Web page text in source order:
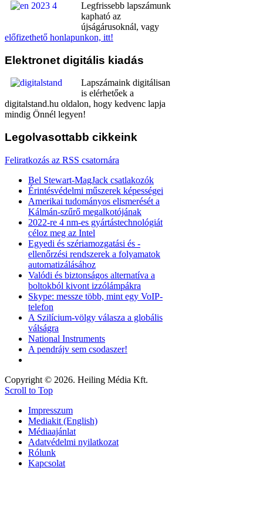
Legfrissebb lapszámunk
kapható az
újságárusoknál, vagy
előfizethető honlapunkon, itt!
Elektronet digitális kiadás
Lapszámaink digitálisan
is elérhetőek a
digitalstand.hu oldalon, hogy kedvenc lapja
mindig Önnél legyen!
Legolvasottabb cikkeink
Feliratkozás az RSS csatornára
Bel Stewart-MagJack csatlakozók
Érintésvédelmi műszerek képességei
Amerikai tudományos elismerését a
Kálmán-szűrő megalkotójának
2022-re 4 nm-es gyártástechnológiát
céloz meg az Intel
Egyedi és szériamozgatási és -
ellenőrzési rendszerek a folyamatok
automatizálásához
Valódi és biztonságos alternatíva a
boltokból kivont izzólámpákra
Skype: messze több, mint egy VoIP-
telefon
A Szilícium-völgy válasza a globális
válságra
National Instruments
A pendrájv sem csodaszer!
Copyright © 2026. Heiling Média Kft.
Scroll to Top
Impresszum
Mediakit (English)
Médiaajánlat
Adatvédelmi nyilatkozat
Rólunk
Kapcsolat